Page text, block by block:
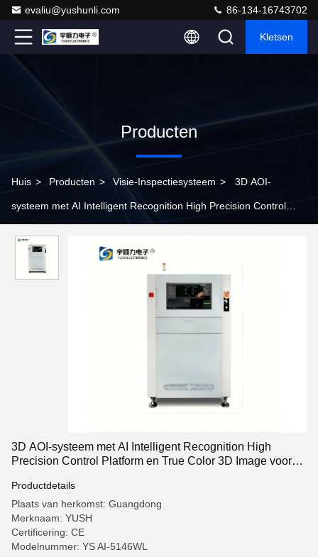
evaliu@yushunli.com 86-134-16743702
Kletsen
Producten
Huis > Producten > Visie-Inspectiesysteem > 3D AOI-
systeem met AI Intelligent Recognition High Precision Control
3D AOI-systeem met AI Intelligent Recognition High
Precision Control Platform en True Color 3D Image voor
Productdetails
Plaats van herkomst: Guangdong
Merknaam: YUSH
Certificering: CE
Modelnummer: YS AI-5146WL